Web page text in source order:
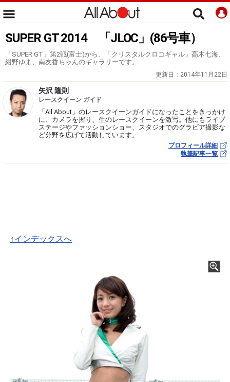
SUPER GT 2014 「JLOC」(86号車）
「SUPER GT」第2戦(富士)から、「クリスタルクロコギャル」高木七海、
紺野ゆま、南友香ちゃんのギャラリーです。
更新日： 2014年11月22日
矢沢 隆則
レースクイーン ガイド
「All About」のレースクイーンガイドになったことをきっかけ
に、カメラを握り、生のレースクイーンを激写。他にもライブ
ステージやファッションショー、スタジオでのグラビア撮影な
ど分野を広げて活動しています。
プロフィール詳細
執筆記事一覧
↑インデックスへ